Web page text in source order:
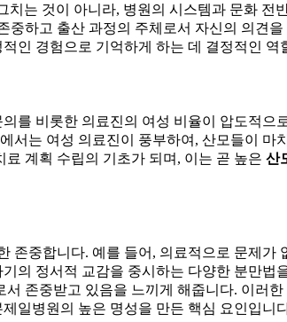
는 것이 아니라, 병원의 시스템과 문화
중하고 출산 과정의 주체로서 자신의 의견
인 경험으로 기억하게 하는 데 결정적인 역
를 비롯한 의료진의 여성 비율이 압도적
서는 여성 의료진이 풍부하여, 산모들이
계획 수립의 기초가 되며, 이는 곧 높은 산
존중합니다. 예를 들어, 의료적으로 문제
의 정서적 교감을 중시하는 다양한 분만
존중받고 있음을 느끼게 해줍니다. 이러
일병원의 높은 명성을 만든 핵심 요인입니